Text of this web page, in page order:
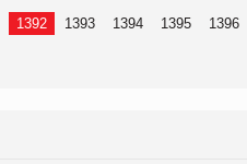
1392 1393 1394 1395 1396